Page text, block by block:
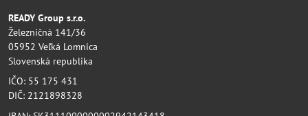
READY Group s.r.o.
Železničná 141/36
05952 Veľká Lomnica
Slovenská republika
IČO: 55 175 431
DIČ: 2121898328